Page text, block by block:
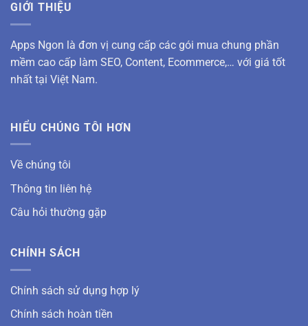
GIỚI THIỆU
Apps Ngon là đơn vị cung cấp các gói mua chung phần
mềm cao cấp làm SEO, Content, Ecommerce,… với giá tốt
nhất tại Việt Nam.
HIỂU CHÚNG TÔI HƠN
Về chúng tôi
Thông tin liên hệ
Câu hỏi thường gặp
CHÍNH SÁCH
Chính sách sử dụng hợp lý
Chính sách hoàn tiền